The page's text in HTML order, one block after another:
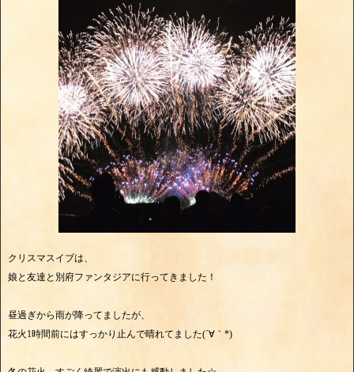
クリスマスイブは、
娘と友達と別府ファンタジアに行ってきました！
昼過ぎから雨が降ってましたが、
花火1時間前にはすっかり止んで晴れてました(´∀｀*)